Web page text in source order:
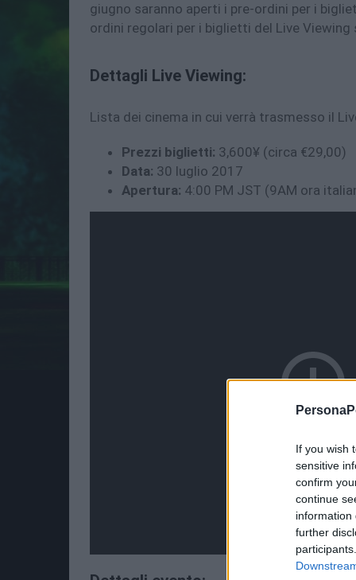
If you wish
sensitive
confirm
continue
information
further
giugno saranno aperti i pre-ordini per i
ordini regolari per i biglietti del Live
Dettagli Live Viewing:
Lista dei cinema in cui verrà trasmesso il
Prezzi biglietti: 3,600¥ (circa €29,00)
Data: 30 luglio 2017
Apertura: 4:00 PM JST (9AM ora